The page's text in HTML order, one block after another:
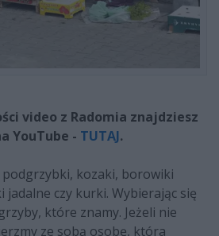
video z Radomia znajdziesz
YouTube - TUTAJ.
podgrzybki, kozaki, borowiki
czy kurki. Wybierając się
które znamy. Jeżeli nie
ze sobą osobę, która